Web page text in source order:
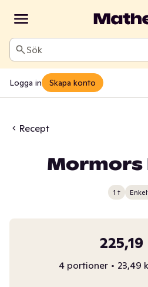
Sök
Logga in Skapa konto
Recept
Mormors
1 t
4 portioner • 23,49